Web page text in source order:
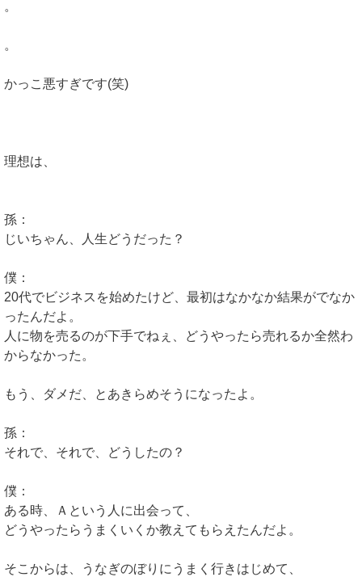
。
。
かっこ悪すぎです(笑)
理想は、
孫：
じいちゃん、人生どうだった？
僕：
20代でビジネスを始めたけど、最初はなかなか結果がでなか
ったんだよ。
人に物を売るのが下手でねぇ、どうやったら売れるか全然わ
からなかった。
もう、ダメだ、とあきらめそうになったよ。
孫：
それで、それで、どうしたの？
僕：
ある時、Ａという人に出会って、
どうやったらうまくいくか教えてもらえたんだよ。
そこからは、うなぎのぼりにうまく行きはじめて、